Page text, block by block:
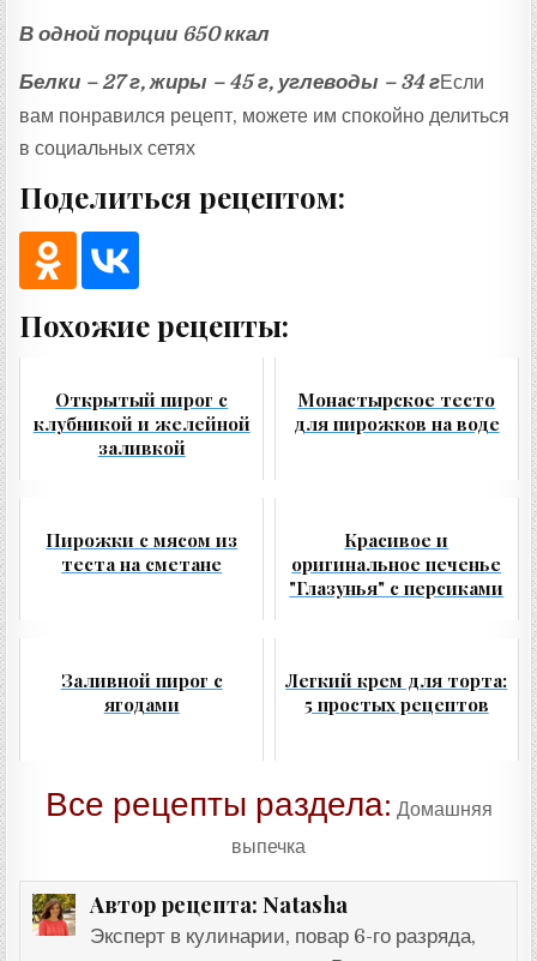
В одной порции 650 ккал
Белки – 27 г, жиры – 45 г, углеводы – 34 гЕсли
вам понравился рецепт, можете им спокойно делиться
в социальных сетях
Поделиться рецептом:
Похожие рецепты:
Открытый пирог с
клубникой и желейной
заливкой
Монастырское тесто
для пирожков на воде
Пирожки с мясом из
теста на сметане
Красивое и
оригинальное печенье
"Глазунья" с персиками
Заливной пирог с
ягодами
Легкий крем для торта:
5 простых рецептов
Все рецепты раздела: Домашняя
выпечка
Автор рецепта: Natasha
Эксперт в кулинарии, повар 6-го разряда,